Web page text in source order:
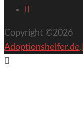
Copyright ©2026
Adoptionshelfer.de.